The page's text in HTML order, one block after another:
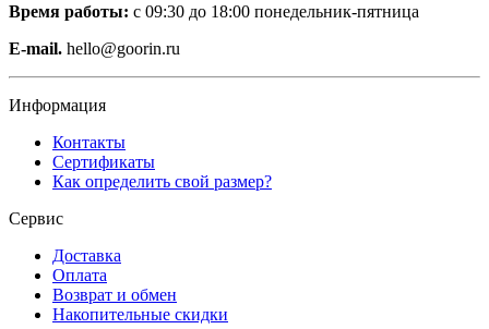
Время работы: с 09:30 до 18:00 понедельник-пятница
E-mail. hello@goorin.ru
Информация
Контакты
Сертификаты
Как определить свой размер?
Сервис
Доставка
Оплата
Возврат и обмен
Накопительные скидки